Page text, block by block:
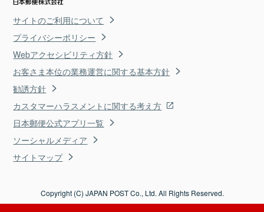
サイトのご利用について
プライバシーポリシー
Webアクセシビリティ方針
お客さま本位の業務運営に関する基本方針
勧誘方針
カスタマーハラスメントに関する考え方
日本郵便公式アプリ一覧
ソーシャルメディア
サイトマップ
Copyright (C) JAPAN POST Co., Ltd. All Rights Reserved.